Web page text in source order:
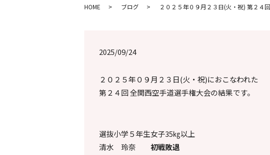
HOME ブログ ２０２５年０９月２３日(火・祝) 第２４
2025/09/24
２０２５年０９月２３日(火・祝)におこなわれた
第２４回 全関西空手道選手権大会の結果です。
選抜小学５年生女子35㎏以上
清水玲奈 初戦敗退